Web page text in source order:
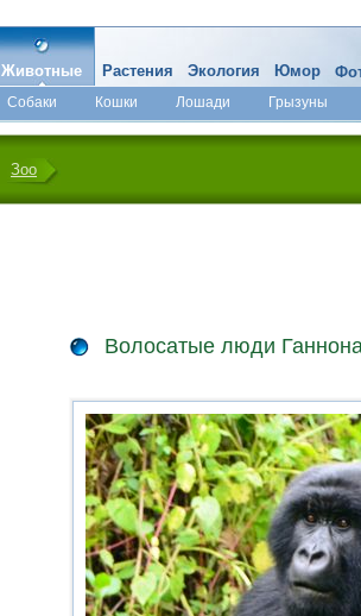
Животные
Собаки Кошки Лошади
Грызуны
Микромир
Растения Экология Юмор
Зоо
Волосатые люди